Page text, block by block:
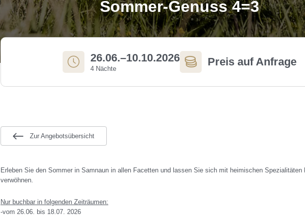
Jobs
Sehenswürdigkeiten
Sommer-Genuss 4=3
26.06.–10.10.2026
4 Nächte
Preis auf Anfrage
Zur Angebotsübersicht
Erleben Sie den Sommer in Samnaun in allen Facetten und lassen Sie sich mit heimischen Spezialitäten
verwöhnen.
Nur buchbar in folgenden Zeiträumen:
-vom 26.06. bis 18.07. 2026